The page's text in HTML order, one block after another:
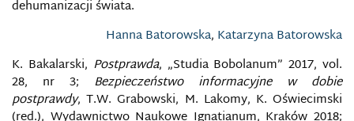
dehumanizacji świata.
Hanna Batorowska, Katarzyna Batorowska
K. Bakalarski, Postprawda, „Studia Bobolanum” 2017, vol.
28, nr 3; Bezpieczeństwo informacyjne w dobie
postprawdy, T.W. Grabowski, M. Lakomy, K. Oświecimski
OKNO OVERTONA
OPERACJE INFORMACYJNE
OPERACJE PROPAGANDOWE